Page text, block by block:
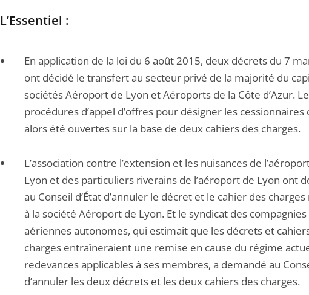
L’Essentiel :
En application de la loi du 6 août 2015, deux décrets du 7
ont décidé le transfert au secteur privé de la majorité du
sociétés Aéroport de Lyon et Aéroports de la Côte d’Azur.
procédures d’appel d’offres pour désigner les cessionnaires
alors été ouvertes sur la base de deux cahiers des charges.
L’association contre l’extension et les nuisances de
Lyon et des particuliers riverains de l’aéroport de Lyon ont
au Conseil d’État d’annuler le décret et le cahier des
à la société Aéroport de Lyon. Et le syndicat des compagnies
aériennes autonomes, qui estimait que les décrets et
charges entraîneraient une remise en cause du régime
redevances applicables à ses membres, a demandé au
d’annuler les deux décrets et les deux cahiers des charges.